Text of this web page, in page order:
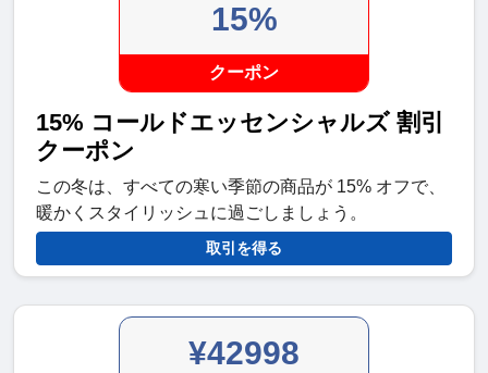
15%
クーポン
15% コールドエッセンシャルズ 割引
クーポン
この冬は、すべての寒い季節の商品が 15% オフで、
暖かくスタイリッシュに過ごしましょう。
取引を得る
¥42998